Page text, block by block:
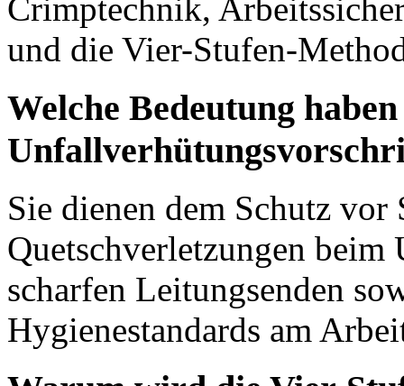
Crimptechnik,
und die Vier-Stufen-
Welche Bedeutung
Sie dienen dem Schutz
Quetschverletzungen
scharfen Leitungsenden
Hygienestandards am